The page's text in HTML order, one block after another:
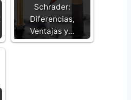
Schrader:
Diferencias,
Ventajas y…